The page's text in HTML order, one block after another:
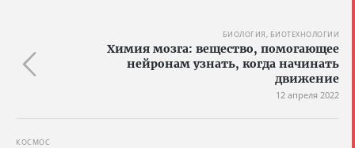
БИОЛОГИЯ, БИОТЕХНОЛОГИИ
Химия мозга: вещество, помогающее
нейронам узнать, когда начинать
движение
12 апреля 2022
КОСМОС